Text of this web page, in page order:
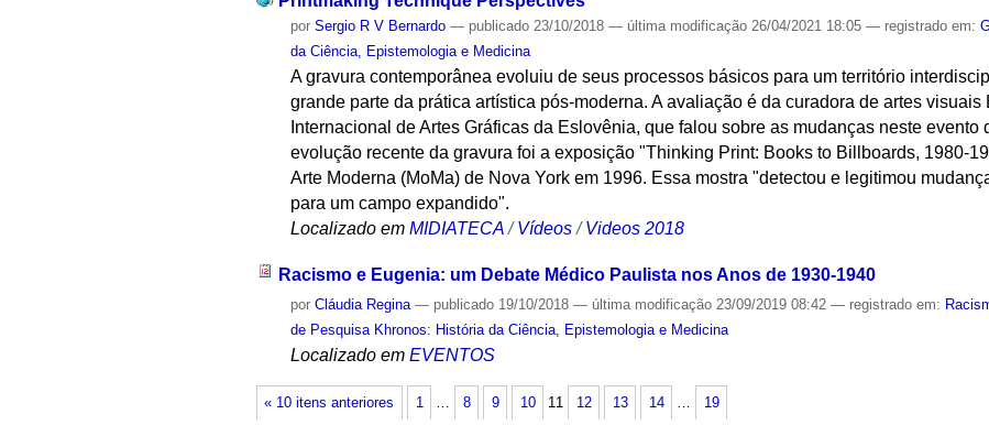
porSergio R V Bernardo — publicado 23/10/2018— última modificação 26/04/2021 18:05— registrado em:
da Ciência, Epistemologia e Medicina
A gravura contemporânea evoluiu de seus processos básicos para um território
grande parte da prática artística pós-moderna. A avaliação é da curadora de artes
Internacional de Artes Gráficas da Eslovênia, que falou sobre as mudanças neste evento
evolução recente da gravura foi a exposição "Thinking Print: Books to Billboards, 1980-
Arte Moderna (MoMa) de Nova York em 1996. Essa mostra "detectou e legitimou
para um campo expandido".
Localizado em MIDIATECA /Vídeos /Videos 2018
Racismo e Eugenia: um Debate Médico Paulista nos Anos de 1930-1940
porCláudia Regina — publicado 19/10/2018— última modificação 23/09/2019 08:42— registrado em:
de Pesquisa Khronos: História da Ciência, Epistemologia e Medicina
Localizado em EVENTOS
« 10 itens anteriores 1 8 9 10 11 12 13 14 19